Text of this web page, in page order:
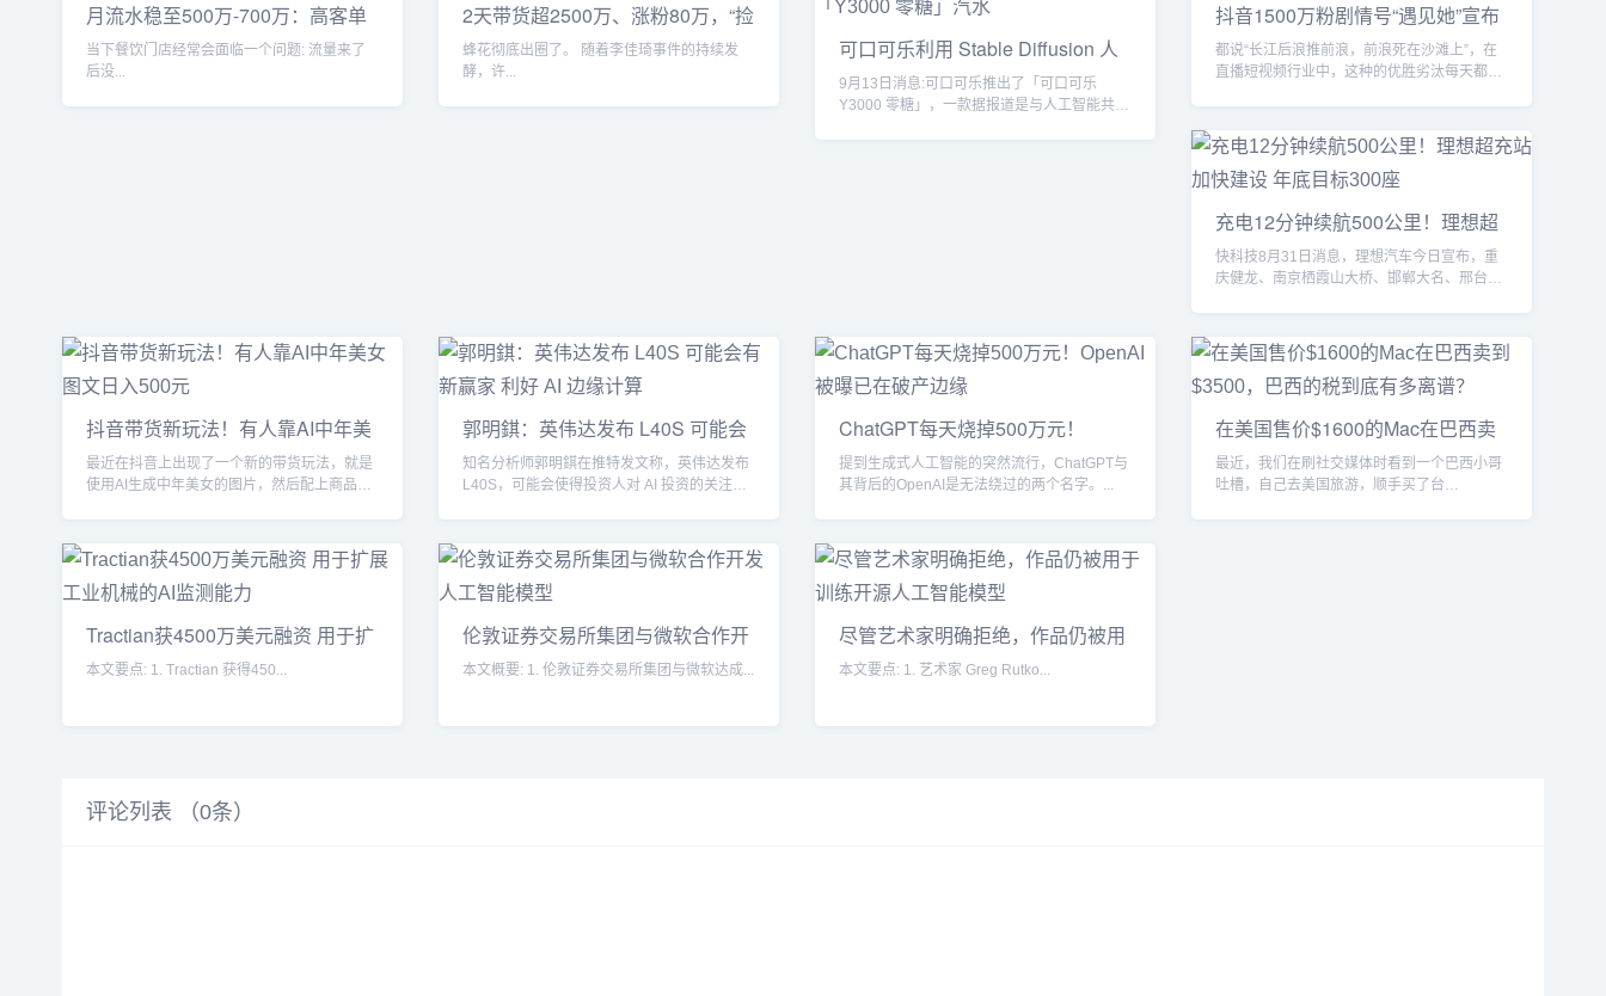
月流水稳至500万-700万：高客单
日料
当下餐饮门店经常会面临一个问题: 流量来了
后没...
2天带货超2500万、涨粉80万，“捡
粉
蜂花彻底出圈了。 随着李佳琦事件的持续发
酵，许...
可口可乐利用 Stable Diffusion 人
9月13日消息:可口可乐推出了「可口可乐
Y3000 零糖」，一款据报道是与人工智能共创
抖音1500万粉剧情号“遇见她”宣布
都说“长江后浪推前浪，前浪死在沙滩上”，在
直播短视频行业中，这种的优胜劣汰每天都在
充电12分钟续航500公里！理想超
充站
快科技8月31日消息，理想汽车今日宣布，重
庆健龙、南京栖霞山大桥、邯郸大名、邢台宁
抖音带货新玩法！有人靠AI中年美
女图
最近在抖音上出现了一个新的带货玩法，就是
使用AI生成中年美女的图片，然后配上商品照
郭明錤：英伟达发布 L40S 可能会
有新
知名分析师郭明錤在推特发文称，英伟达发布
L40S，可能会使得投资人对 AI 投资的关注重
ChatGPT每天烧掉500万元！
OpenAI被曝
提到生成式人工智能的突然流行，ChatGPT与
其背后的OpenAI是无法绕过的两个名字。...
在美国售价$1600的Mac在巴西卖
到$3
最近，我们在刷社交媒体时看到一个巴西小哥
吐槽，自己去美国旅游，顺手买了台
Tractian获4500万美元融资 用于扩
本文要点: 1. Tractian 获得450...
伦敦证券交易所集团与微软合作开
发
本文概要: 1. 伦敦证券交易所集团与微软达成...
尽管艺术家明确拒绝，作品仍被用
于训
本文要点: 1. 艺术家 Greg Rutko...
评论列表 （0条）